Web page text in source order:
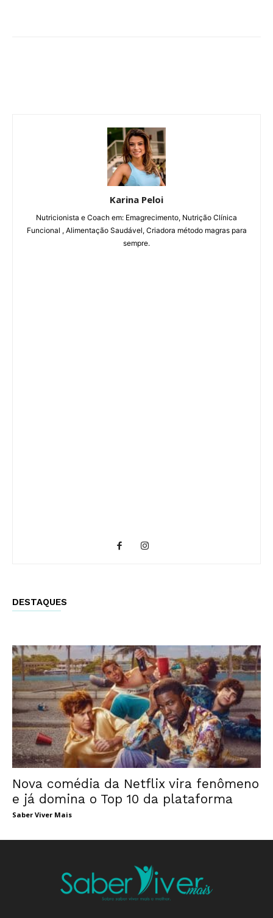
Karina Peloi
Nutricionista e Coach em: Emagrecimento, Nutrição Clínica
Funcional , Alimentação Saudável, Criadora método magras para
sempre.
DESTAQUES
Nova comédia da Netflix vira fenômeno
e já domina o Top 10 da plataforma
Saber Viver Mais